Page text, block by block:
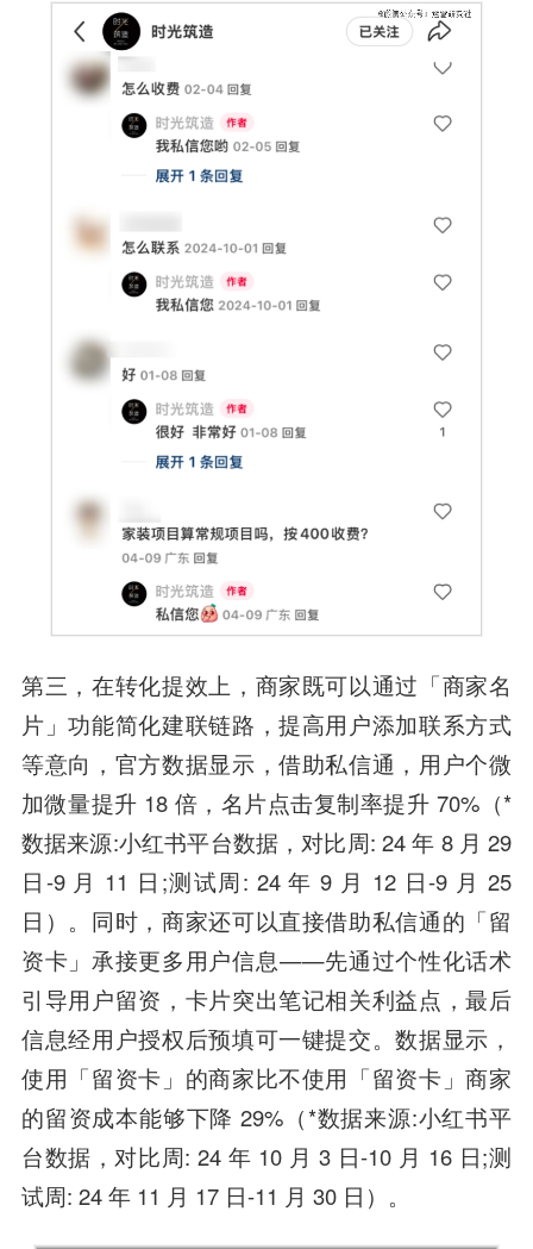
第三，在转化提效上，商家既可以通过「商家名
片」功能简化建联链路，提高用户添加联系方式
等意向，官方数据显示，借助私信通，用户个微
加微量提升 18 倍，名片点击复制率提升 70%（*
数据来源:小红书平台数据，对比周: 24 年 8 月 29
日-9 月 11 日;测试周: 24 年 9 月 12 日-9 月 25
日）。同时，商家还可以直接借助私信通的「留
资卡」承接更多用户信息——先通过个性化话术
引导用户留资，卡片突出笔记相关利益点，最后
信息经用户授权后预填可一键提交。数据显示，
使用「留资卡」的商家比不使用「留资卡」商家
的留资成本能够下降 29%（*数据来源:小红书平
台数据，对比周: 24 年 10 月 3 日-10 月 16 日;测
试周: 24 年 11 月 17 日-11 月 30 日）。